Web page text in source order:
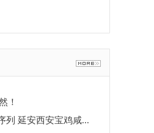
！
列 延安西安宝鸡咸...